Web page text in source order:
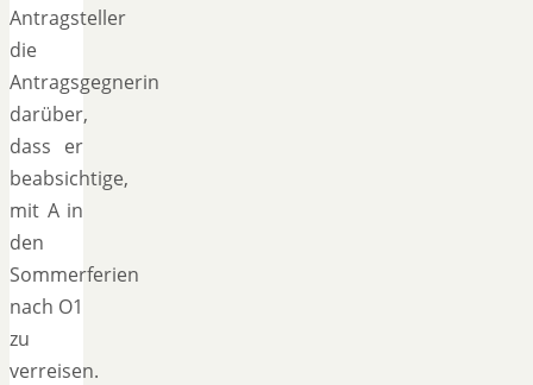
Antragsteller
die
Antragsgegnerin
darüber,
dass er
beabsichtige,
mit A in
den
Sommerferien
nach O1
zu
verreisen.